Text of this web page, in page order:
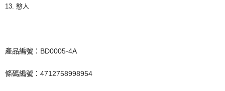
13. 憨人
產品編號：BD0005-4A
條碼編號：4712758998954